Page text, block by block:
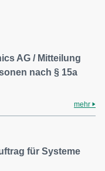
AG / Mitteilung
nach § 15a
mehr
für Systeme